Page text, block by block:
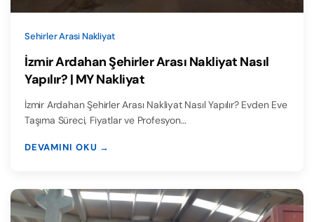
Sehirler Arasi Nakliyat
İzmir Ardahan Şehirler Arası Nakliyat Nasıl
Yapılır? | MY Nakliyat
İzmir Ardahan Şehirler Arası Nakliyat Nasıl Yapılır? Evden Eve
Taşıma Süreci, Fiyatlar ve Profesyon…
DEVAMINI OKU →